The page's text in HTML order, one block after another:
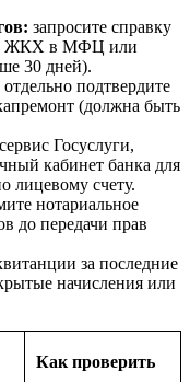
запросите справку
ЖКХ в МФЦ или
30 дней).
отдельно подтвердите
(должна быть
Госуслуги,
кабинет банка для
лицевому счету.
нотариальное
до передачи прав
за последние
начисления или
Как проверить